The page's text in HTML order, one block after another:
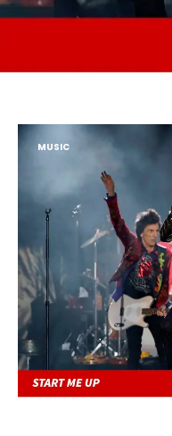
MUSIC